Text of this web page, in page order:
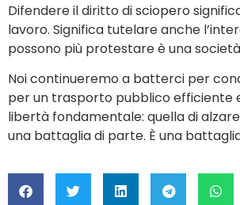
Difendere il diritto di sciopero
lavoro. Significa tutelare anche
possono più protestare è una
Noi continueremo a batterci per
per un trasporto pubblico efficiente
libertà fondamentale: quella di
una battaglia di parte. È una